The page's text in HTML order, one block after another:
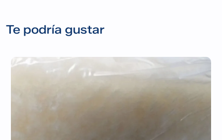
Te podría gustar